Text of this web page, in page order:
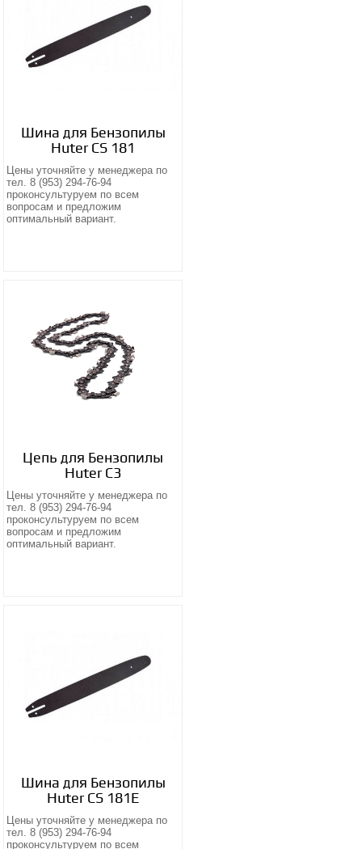
Шина для Бензопилы
Huter CS 181
Цены уточняйте у менеджера по
тел. 8 (953) 294-76-94
проконсультуруем по всем
вопросам и предложим
оптимальный вариант.
Цепь для Бензопилы
Huter С3
Цены уточняйте у менеджера по
тел. 8 (953) 294-76-94
проконсультуруем по всем
вопросам и предложим
оптимальный вариант.
Шина для Бензопилы
Huter CS 181Е
Цены уточняйте у менеджера по
тел. 8 (953) 294-76-94
проконсультуруем по всем